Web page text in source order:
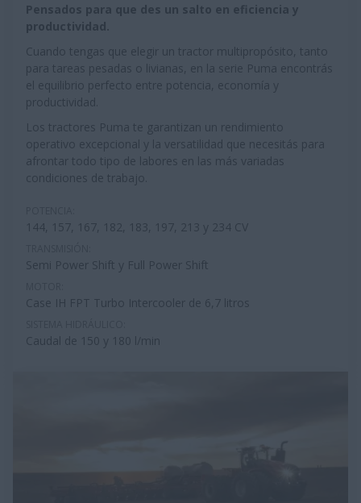
Pensados para que des un salto en eficiencia y
productividad.
Cuando tengas que elegir un tractor multipropósito, tanto
para tareas pesadas o livianas, en la serie Puma encontrás
el equilibrio perfecto entre potencia, economía y
productividad.
Los tractores Puma te garantizan un rendimiento
operativo excepcional y la versatilidad que necesitás para
afrontar todo tipo de labores en las más variadas
condiciones de trabajo.
144, 157, 167, 182, 183, 197, 213 y 234 CV
Semi Power Shift y Full Power Shift
Case IH FPT Turbo Intercooler de 6,7 litros
Caudal de 150 y 180 l/min